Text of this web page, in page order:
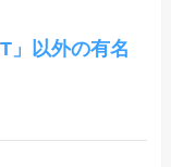
」以外の有名